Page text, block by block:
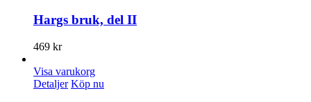
Hargs bruk, del II
469 kr
Visa varukorg
Detaljer Köp nu